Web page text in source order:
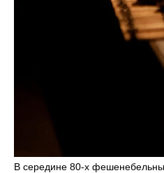
В середине 80-х